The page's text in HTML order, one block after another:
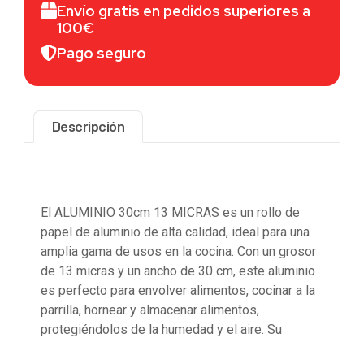
Envío gratis en pedidos superiores a
100€
Pago seguro
Descripción
El ALUMINIO 30cm 13 MICRAS es un rollo de
papel de aluminio de alta calidad, ideal para una
amplia gama de usos en la cocina. Con un grosor
de 13 micras y un ancho de 30 cm, este aluminio
es perfecto para envolver alimentos, cocinar a la
parrilla, hornear y almacenar alimentos,
protegiéndolos de la humedad y el aire. Su